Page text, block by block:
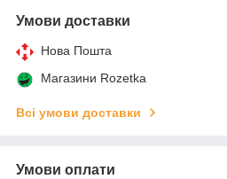
Умови доставки
Нова Пошта
Магазини Rozetka
Всі умови доставки
Умови оплати